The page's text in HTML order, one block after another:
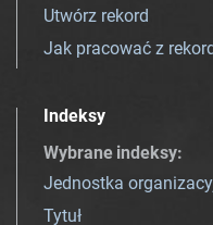
Utwórz rekord
Jak pracować z
Indeksy
Wybrane indeksy:
Jednostka
Tytuł